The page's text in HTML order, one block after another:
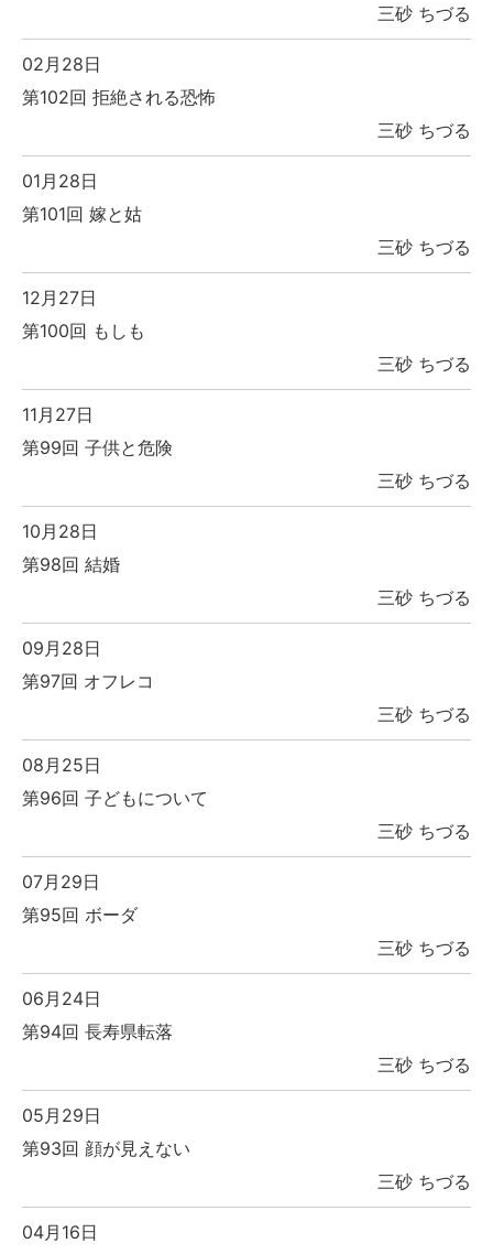
三砂 ちづる
02月28日
第102回 拒絶される恐怖
三砂 ちづる
01月28日
第101回 嫁と姑
三砂 ちづる
12月27日
第100回 もしも
三砂 ちづる
11月27日
第99回 子供と危険
三砂 ちづる
10月28日
第98回 結婚
三砂 ちづる
09月28日
第97回 オフレコ
三砂 ちづる
08月25日
第96回 子どもについて
三砂 ちづる
07月29日
第95回 ボーダ
三砂 ちづる
06月24日
第94回 長寿県転落
三砂 ちづる
05月29日
第93回 顔が見えない
三砂 ちづる
04月16日